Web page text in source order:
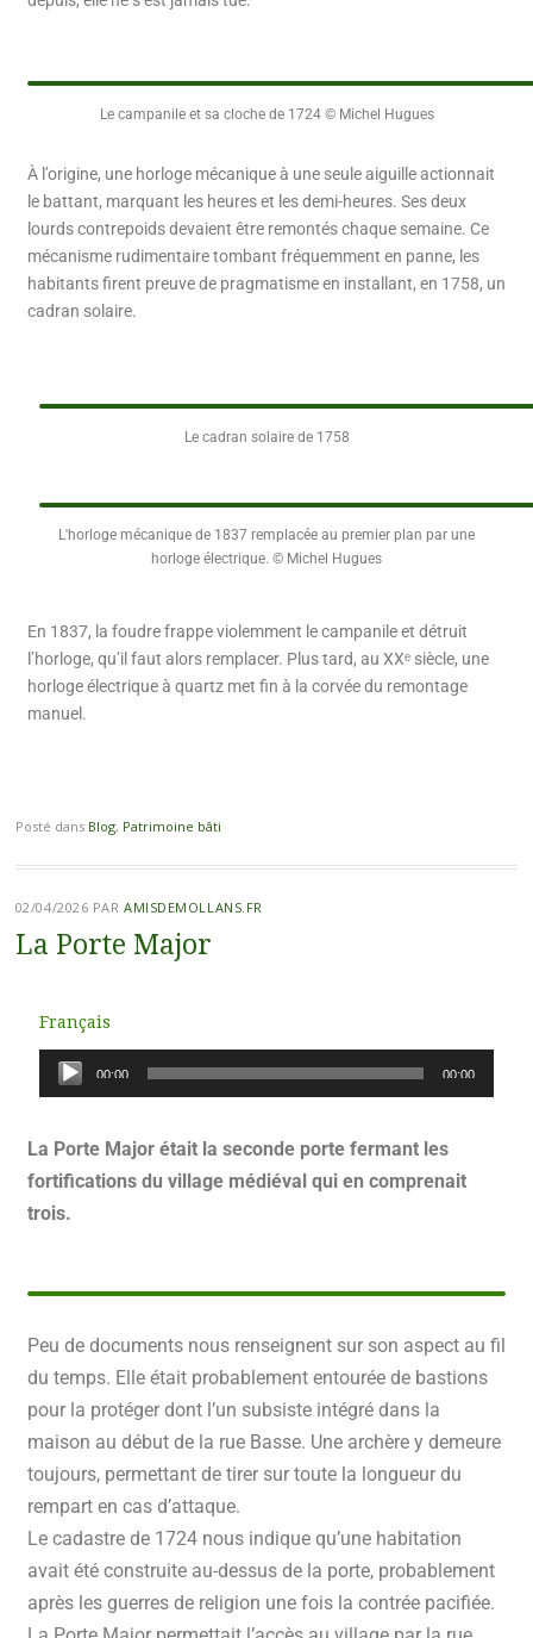
Le campanile et sa cloche de 1724 © Michel Hugues
À l’origine, une horloge mécanique à une seule aiguille actionnait
le battant, marquant les heures et les demi-heures. Ses deux
lourds contrepoids devaient être remontés chaque semaine. Ce
mécanisme rudimentaire tombant fréquemment en panne, les
habitants firent preuve de pragmatisme en installant, en 1758, un
cadran solaire.
Le cadran solaire de 1758
L'horloge mécanique de 1837 remplacée au premier plan par une
horloge électrique. © Michel Hugues
En 1837, la foudre frappe violemment le campanile et détruit
l’horloge, qu’il faut alors remplacer. Plus tard, au XXᵉ siècle, une
horloge électrique à quartz met fin à la corvée du remontage
manuel.
Posté dans Blog, Patrimoine bâti
02/04/2026 PARAMISDEMOLLANS.FR
La Porte Major
Français
Lecteur
audio
00:00 00:00
La Porte Major était la seconde porte fermant les
fortifications du village médiéval qui en comprenait
trois.
Peu de documents nous renseignent sur son aspect au fil
du temps. Elle était probablement entourée de bastions
pour la protéger dont l’un subsiste intégré dans la
maison au début de la rue Basse. Une archère y demeure
toujours, permettant de tirer sur toute la longueur du
rempart en cas d’attaque.
Le cadastre de 1724 nous indique qu’une habitation
avait été construite au-dessus de la porte, probablement
après les guerres de religion une fois la contrée pacifiée.